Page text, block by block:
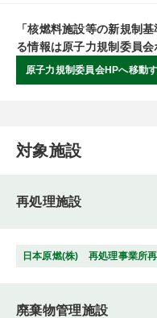
「核燃料施設等の新規制
る情報は原子力規制委員会
原子力規制委員会HPへ移動
対象施設
再処理施設
日本原燃(株) 再処理事業所
廃棄物管理施設